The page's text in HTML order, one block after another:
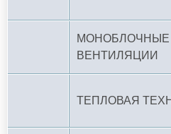
МОНОБЛОЧНЫЕ
ВЕНТИЛЯЦИИ
ТЕПЛОВАЯ